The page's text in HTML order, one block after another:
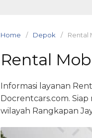
Home Depok Rental
Rental
Informasi layanan
Docrentcars.com.
wilayah Rangkapan